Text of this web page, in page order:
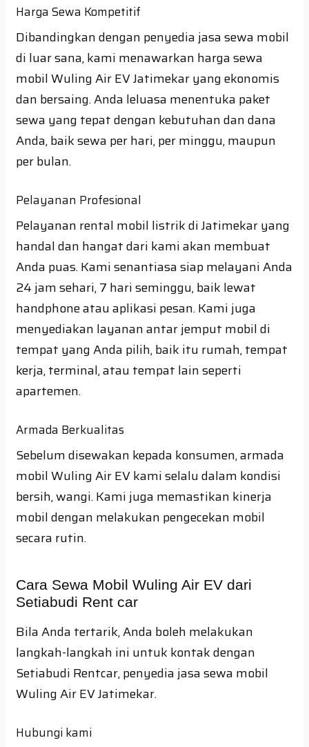
Harga Sewa Kompetitif
Dibandingkan dengan penyedia jasa sewa mobil
di luar sana, kami menawarkan harga sewa
mobil Wuling Air EV Jatimekar yang ekonomis
dan bersaing. Anda leluasa menentuka paket
sewa yang tepat dengan kebutuhan dan dana
Anda, baik sewa per hari, per minggu, maupun
per bulan.
Pelayanan Profesional
Pelayanan rental mobil listrik di Jatimekar yang
handal dan hangat dari kami akan membuat
Anda puas. Kami senantiasa siap melayani Anda
24 jam sehari, 7 hari seminggu, baik lewat
handphone atau aplikasi pesan. Kami juga
menyediakan layanan antar jemput mobil di
tempat yang Anda pilih, baik itu rumah, tempat
kerja, terminal, atau tempat lain seperti
apartemen.
Armada Berkualitas
Sebelum disewakan kepada konsumen, armada
mobil Wuling Air EV kami selalu dalam kondisi
bersih, wangi. Kami juga memastikan kinerja
mobil dengan melakukan pengecekan mobil
secara rutin.
Cara Sewa Mobil Wuling Air EV dari
Setiabudi Rent car
Bila Anda tertarik, Anda boleh melakukan
langkah-langkah ini untuk kontak dengan
Setiabudi Rentcar, penyedia jasa sewa mobil
Wuling Air EV Jatimekar.
Hubungi kami